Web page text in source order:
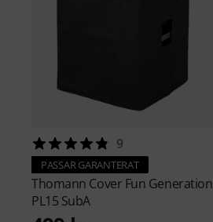
9
PASSAR GARANTERAT
Thomann Cover Fun Generation
PL15 SubA